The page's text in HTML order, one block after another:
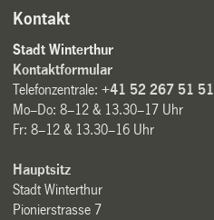
Kontakt
Stadt Winterthur
Kontaktformular
Telefonzentrale:+41 52 267 51 51
Mo–Do: 8–12 & 13.30–17 Uhr
Fr: 8–12 & 13.30–16 Uhr
Hauptsitz
Stadt Winterthur
Pionierstrasse 7